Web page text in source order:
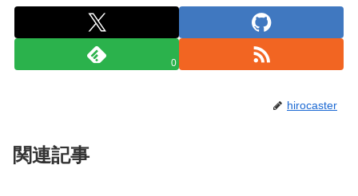
0
hirocaster
関連記事